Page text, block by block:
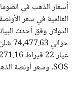
أسعار الذهب في
العالمية في سعر
SOS. وسعر أونصة الذهب 24 قيراط اليوم يقدر بـ 2,316,254.22.